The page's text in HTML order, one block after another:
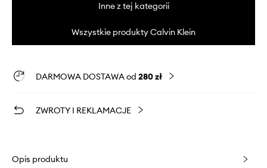
Inne z tej kategorii
Wszystkie produkty Calvin Klein
DARMOWA DOSTAWA od 280 zł
ZWROTY I REKLAMACJE
Opis produktu